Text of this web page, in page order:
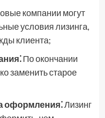
компании могут
условия лизинга,
клиента;
По окончании
заменить старое
оформления⁚Лизинг